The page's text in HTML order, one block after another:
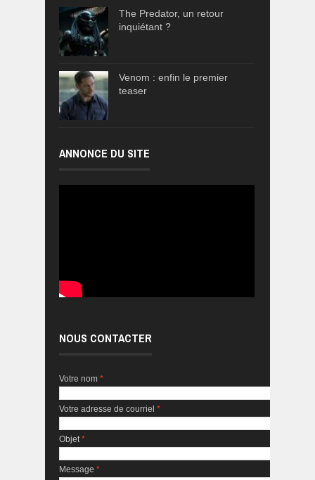
The Predator, un retour
inquiétant ?
Venom : enfin le premier
teaser
ANNONCE DU SITE
NOUS CONTACTER
Votre nom *
Votre adresse de courriel *
Objet*
Message *